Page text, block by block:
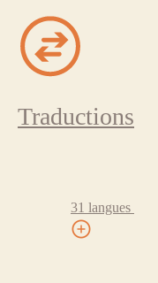
Traductions
31 langues